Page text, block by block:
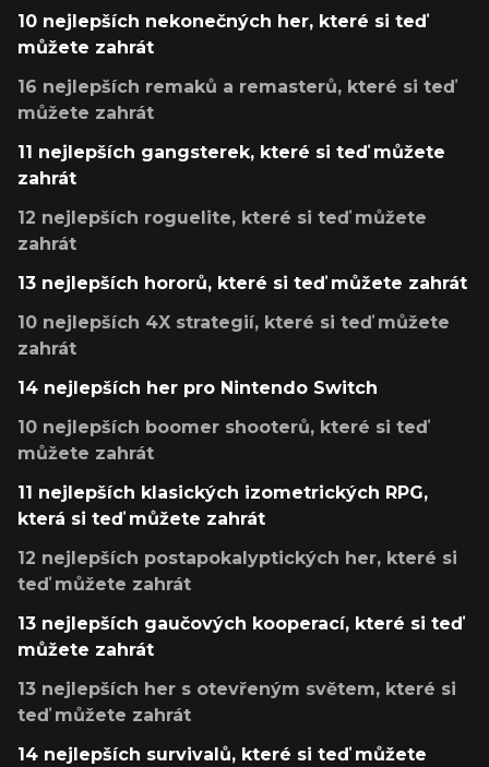
10 nejlepších nekonečných her, které si teď
můžete zahrát
16 nejlepších remaků a remasterů, které si teď
můžete zahrát
11 nejlepších gangsterek, které si teď můžete
zahrát
12 nejlepších roguelite, které si teď můžete
zahrát
13 nejlepších hororů, které si teď můžete zahrát
10 nejlepších 4X strategií, které si teď můžete
zahrát
14 nejlepších her pro Nintendo Switch
10 nejlepších boomer shooterů, které si teď
můžete zahrát
11 nejlepších klasických izometrických RPG,
která si teď můžete zahrát
12 nejlepších postapokalyptických her, které si
teď můžete zahrát
13 nejlepších gaučových kooperací, které si teď
můžete zahrát
13 nejlepších her s otevřeným světem, které si
teď můžete zahrát
14 nejlepších survivalů, které si teď můžete